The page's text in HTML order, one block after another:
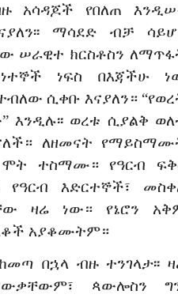
አሳዳጆች የበለጠ
ማሳደድ ብቻ
ሠራዊተ ክርስቶስን
ነፍስ በእጃችሁ
ሲቀቡ እናያለን።
ወረቱ ሲያልቅ
ለዘመናት
ሞት ተስማሙ። የዓርብ
እድርተኞች፣
ዛሬ ነው። የኔሮን
አያቆሙትም።
በኋላ ብዙ ተንገላታ፡፡
ጳውሎስን